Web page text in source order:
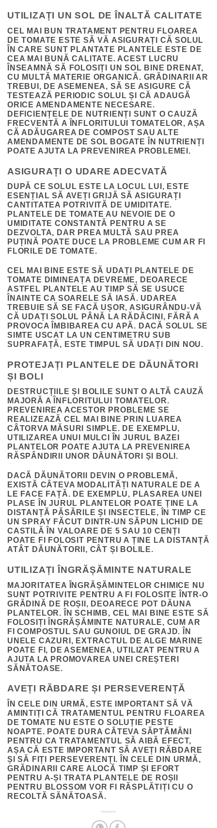
UTILIZAȚI UN SOL DE ÎNALTĂ CALITATE
CEL MAI BUN TRATAMENT PENTRU FLOAREA
DE TOMATE ESTE SĂ VĂ ASIGURAȚI CĂ SOLUL
ÎN CARE SUNT PLANTATE PLANTELE ESTE DE
CEA MAI BUNĂ CALITATE. ACEST LUCRU
ÎNSEAMNĂ SĂ FOLOSIȚI UN SOL BINE DRENAT,
CU MULTĂ MATERIE ORGANICĂ. GRĂDINARII AR
TREBUI, DE ASEMENEA, SĂ SE ASIGURE CĂ
TESTEAZĂ PERIODIC SOLUL ȘI CĂ ADAUGĂ
ORICE AMENDAMENTE NECESARE.
DEFICIENȚELE DE NUTRIENȚI SUNT O CAUZĂ
FRECVENTĂ A ÎNFLORITULUI TOMATELOR, AȘA
CĂ ADĂUGAREA DE COMPOST SAU ALTE
AMENDAMENTE DE SOL BOGATE ÎN NUTRIENȚI
POATE AJUTA LA PREVENIREA PROBLEMEI.
ASIGURAȚI O UDARE ADECVATĂ
DUPĂ CE SOLUL ESTE LA LOCUL LUI, ESTE
ESENȚIAL SĂ AVEȚI GRIJĂ SĂ ASIGURAȚI
CANTITATEA POTRIVITĂ DE UMIDITATE.
PLANTELE DE TOMATE AU NEVOIE DE O
UMIDITATE CONSTANTĂ PENTRU A SE
DEZVOLTA, DAR PREA MULTĂ SAU PREA
PUȚINĂ POATE DUCE LA PROBLEME CUM AR FI
FLORILE DE TOMATE.
CEL MAI BINE ESTE SĂ UDAȚI PLANTELE DE
TOMATE DIMINEAȚA DEVREME, DEOARECE
ASTFEL PLANTELE AU TIMP SĂ SE USUCE
ÎNAINTE CA SOARELE SĂ IASĂ. UDAREA
TREBUIE SĂ SE FACĂ UȘOR, ASIGURÂNDU-VĂ
CĂ UDAȚI SOLUL PÂNĂ LA RĂDĂCINI, FĂRĂ A
PROVOCA ÎMBIBAREA CU APĂ. DACĂ SOLUL SE
SIMTE USCAT LA UN CENTIMETRU SUB
SUPRAFAȚĂ, ESTE TIMPUL SĂ UDAȚI DIN NOU.
PROTEJAȚI PLANTELE DE DĂUNĂTORI
ȘI BOLI
DESTRUCȚIILE ȘI BOLILE SUNT O ALTĂ CAUZĂ
MAJORĂ A ÎNFLORITULUI TOMATELOR.
PREVENIREA ACESTOR PROBLEME SE
REALIZEAZĂ CEL MAI BINE PRIN LUAREA
CÂTORVA MĂSURI SIMPLE. DE EXEMPLU,
UTILIZAREA UNUI MULCI ÎN JURUL BAZEI
PLANTELOR POATE AJUTA LA PREVENIREA
RĂSPÂNDIRII UNOR DĂUNĂTORI ȘI BOLI.
DACĂ DĂUNĂTORII DEVIN O PROBLEMĂ,
EXISTĂ CÂTEVA MODALITĂȚI NATURALE DE A
LE FACE FAȚĂ. DE EXEMPLU, PLASAREA UNEI
PLASE ÎN JURUL PLANTELOR POATE ȚINE LA
DISTANȚĂ PĂSĂRILE ȘI INSECTELE, ÎN TIMP CE
UN SPRAY FĂCUT DINTR-UN SĂPUN LICHID DE
CASTILĂ ÎN VALOARE DE 5 SAU 10 CENȚI
POATE FI FOLOSIT PENTRU A ȚINE LA DISTANȚĂ
ATÂT DĂUNĂTORII, CÂT ȘI BOLILE.
UTILIZAȚI ÎNGRĂȘĂMINTE NATURALE
MAJORITATEA ÎNGRĂȘĂMINTELOR CHIMICE NU
SUNT POTRIVITE PENTRU A FI FOLOSITE ÎNTR-O
GRĂDINĂ DE ROȘII, DEOARECE POT DĂUNA
PLANTELOR. ÎN SCHIMB, CEL MAI BINE ESTE SĂ
FOLOSIȚI ÎNGRĂȘĂMINTE NATURALE, CUM AR
FI COMPOSTUL SAU GUNOIUL DE GRAJD. ÎN
UNELE CAZURI, EXTRACTUL DE ALGE MARINE
POATE FI, DE ASEMENEA, UTILIZAT PENTRU A
AJUTA LA PROMOVAREA UNEI CREȘTERI
SĂNĂTOASE.
AVEȚI RĂBDARE ȘI PERSEVERENȚĂ
ÎN CELE DIN URMĂ, ESTE IMPORTANT SĂ VĂ
AMINTIȚI CĂ TRATAMENTUL PENTRU FLOAREA
DE TOMATE NU ESTE O SOLUȚIE PESTE
NOAPTE. POATE DURA CÂTEVA SĂPTĂMÂNI
PENTRU CA TRATAMENTUL SĂ AIBĂ EFECT,
AȘA CĂ ESTE IMPORTANT SĂ AVEȚI RĂBDARE
ȘI SĂ FIȚI PERSEVERENȚI. ÎN CELE DIN URMĂ,
GRĂDINARII CARE ALOCĂ TIMP ȘI EFORT
PENTRU A-ȘI TRATA PLANTELE DE ROȘII
PENTRU BLOSSOM VOR FI RĂSPLĂTIȚI CU O
RECOLTĂ SĂNĂTOASĂ.